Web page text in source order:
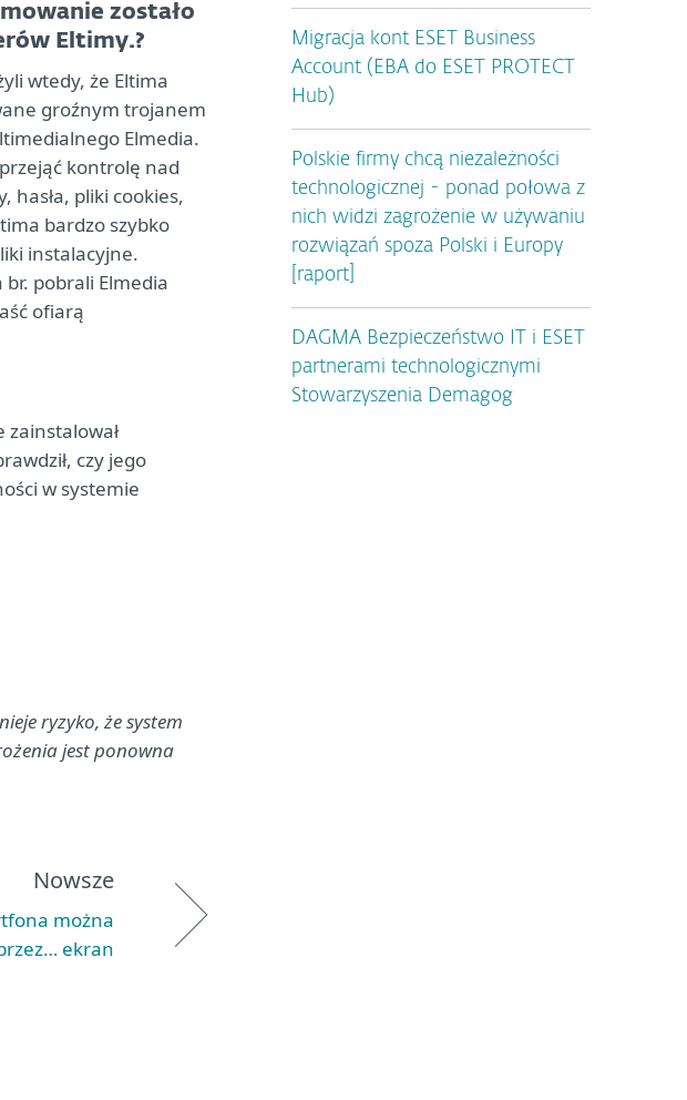
zostało
Eltimy.?
wtedy, że Eltima
groźnym trojanem
Elmedia.
kontrolę nad
pliki cookies,
bardzo szybko
instalacyjne.
pobrali Elmedia
ofiarą
zainstalował
czy jego
w systemie
ryzyko, że system
jest ponowna
Nowsze
można
ekran
Migracja kont ESET Business
Account (EBA do ESET PROTECT
Hub)
Polskie firmy chcą niezależności
technologicznej - ponad połowa z
nich widzi zagrożenie w używaniu
rozwiązań spoza Polski i Europy
[raport]
DAGMA Bezpieczeństwo IT i ESET
partnerami technologicznymi
Stowarzyszenia Demagog